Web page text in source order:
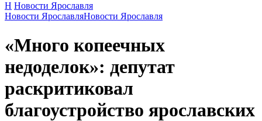
Н Новости Ярославля
Новости ЯрославляНовости Ярославля
«Много копеечных
недоделок»: депутат
раскритиковал
благоустройство ярославских